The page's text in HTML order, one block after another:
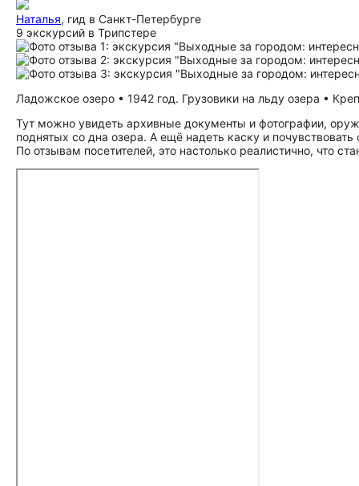
Наталья, гид в Санкт-Петербурге
9 экскурсий в Трипстере
Ладожское озеро • 1942 год. Грузовики на льду озера •
Тут можно увидеть архивные документы и фотографии,
поднятых со дна озера. А ещё надеть каску и
По отзывам посетителей, это настолько реалистично, что